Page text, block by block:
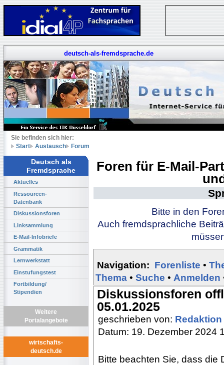
deutsch-als-fremdsprache.de
Sie befinden sich hier:
Start
Austausch Forum
Deutsch als
Fremdsprache
Aktuelles
Ressourcen-
Datenbank
Diskussionsforen
Linksammlung
E-Mail-Infobriefe
Grammatik
Lernwerkstatt
Einstufungstest
Fortbildung/
Stipendien
Weitere
Portalangebote
wirtschafts-
deutsch.de
Foren für E-Mail-
Bitte in den
Auch fremdsprachliche
Navigation: Forenliste •
Thema • Suche • Anmelden
Diskussionsforen
05.01.2025
geschrieben von: Redaktion
Datum: 19. Dezember 2024
Bitte beachten Sie, dass die